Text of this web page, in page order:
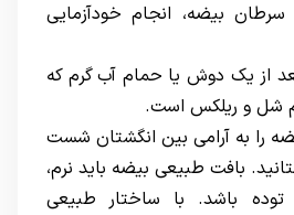
بیضه، انجام خودآزمایی
از یک دوش یا حمام آب گرم که
شل و ریلکس است.
را به آرامی بین انگشتان شست
بافت طبیعی بیضه باید نرم،
باشد. با ساختار طبیعی